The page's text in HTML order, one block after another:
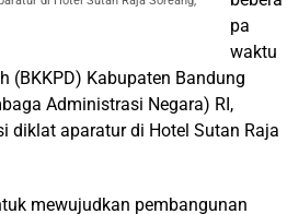
pa
waktu
(BKKPD) Kabupaten Bandung
Administrasi Negara) RI,
diklat aparatur di Hotel Sutan Raja
mewujudkan pembangunan